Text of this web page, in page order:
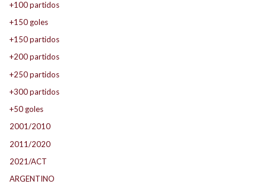
+100 partidos
+150 goles
+150 partidos
+200 partidos
+250 partidos
+300 partidos
+50 goles
2001/2010
2011/2020
2021/ACT
ARGENTINO